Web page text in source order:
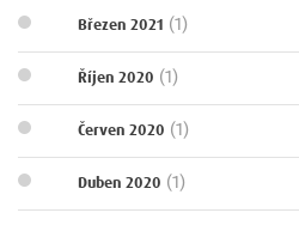
Březen 2021 (1)
Říjen 2020 (1)
Červen 2020 (1)
Duben 2020 (1)